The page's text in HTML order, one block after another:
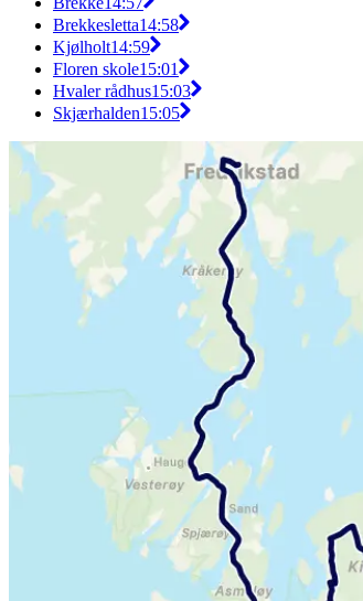
Brekkesletta14:58
Kjølholt14:59
Floren skole15:01
Hvaler rådhus15:03
Skjærhalden15:05